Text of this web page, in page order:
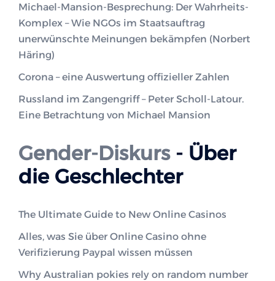
Michael-Mansion-Besprechung: Der Wahrheits-
Komplex – Wie NGOs im Staatsauftrag
unerwünschte Meinungen bekämpfen (Norbert
Häring)
Corona – eine Auswertung offizieller Zahlen
Russland im Zangengriff – Peter Scholl-Latour.
Eine Betrachtung von Michael Mansion
Gender-Diskurs- Über
die Geschlechter
The Ultimate Guide to New Online Casinos
Alles, was Sie über Online Casino ohne
Verifizierung Paypal wissen müssen
Why Australian pokies rely on random number